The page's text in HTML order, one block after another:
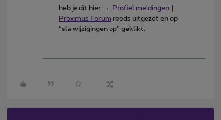
heb je dit hier →
Profiel meldingen |
Proximus Forum reeds uitgezet en op
“sla wijzigingen op” geklikt.